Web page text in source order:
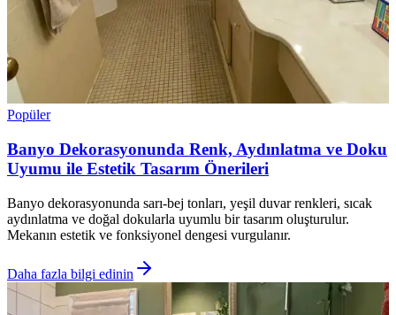
Popüler
Banyo Dekorasyonunda Renk, Aydınlatma ve Doku
Uyumu ile Estetik Tasarım Önerileri
Banyo dekorasyonunda sarı-bej tonları, yeşil duvar renkleri, sıcak
aydınlatma ve doğal dokularla uyumlu bir tasarım oluşturulur.
Mekanın estetik ve fonksiyonel dengesi vurgulanır.
Daha fazla bilgi edinin